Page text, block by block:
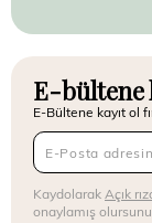
E-bültene
E-Bültene kayıt ol
Kaydolarak Açık
onaylamış